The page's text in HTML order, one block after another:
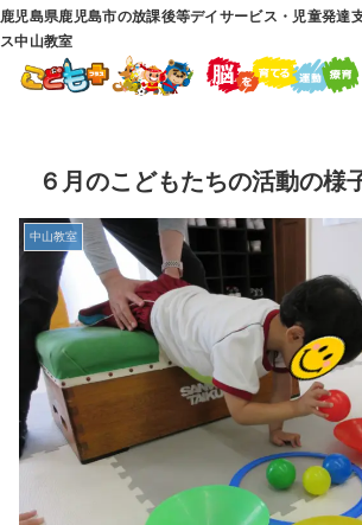
鹿児島県鹿児島市の放課後等デイサービス・児童発
ス中山教室
６月のこどもたちの活動の様
中山教室